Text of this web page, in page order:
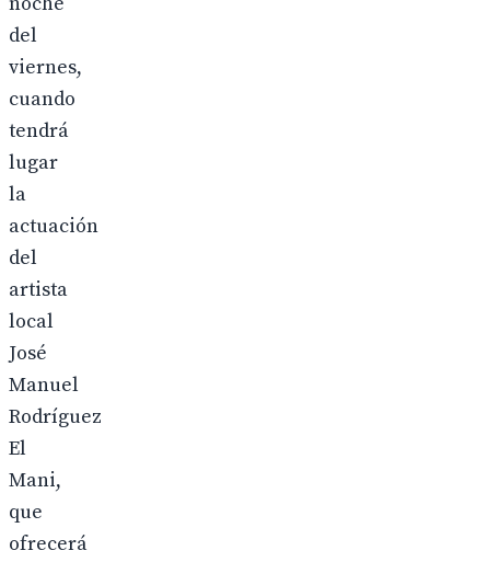
del
viernes,
cuando
tendrá
lugar
la
actuación
del
artista
local
José
Manuel
Rodríguez
El
Mani,
que
ofrecerá